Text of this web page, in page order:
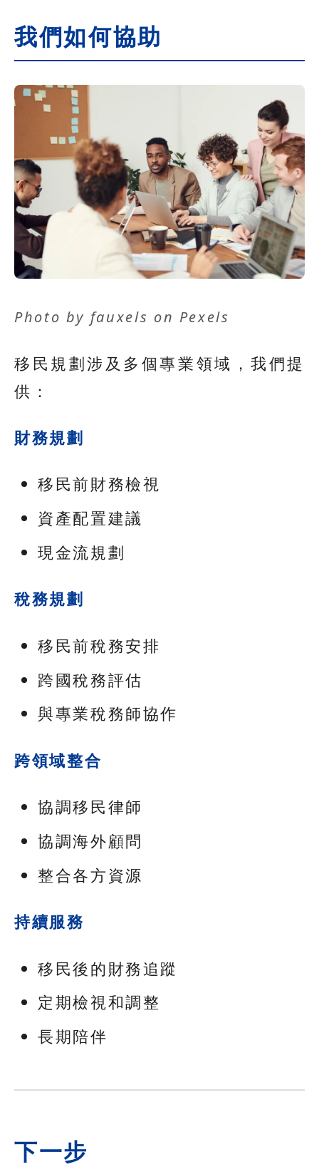
我們如何協助
Photo by fauxels on Pexels
移民規劃涉及多個專業領域，我們提
供：
財務規劃
移民前財務檢視
資產配置建議
現金流規劃
稅務規劃
移民前稅務安排
跨國稅務評估
與專業稅務師協作
跨領域整合
協調移民律師
協調海外顧問
整合各方資源
持續服務
移民後的財務追蹤
定期檢視和調整
長期陪伴
下一步